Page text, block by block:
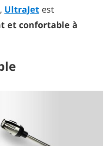
UltraJet est
et confortable à